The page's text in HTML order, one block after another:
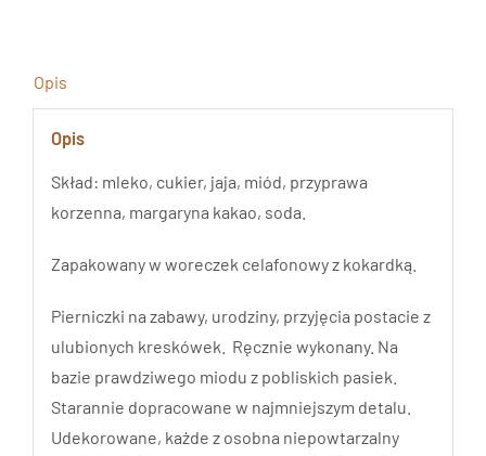
Opis
Opis
Skład: mleko, cukier, jaja, miód, przyprawa
korzenna, margaryna kakao, soda.
Zapakowany w woreczek celafonowy z kokardką.
Pierniczki na zabawy, urodziny, przyjęcia postacie z
ulubionych kreskówek. Ręcznie wykonany. Na
bazie prawdziwego miodu z pobliskich pasiek.
Starannie dopracowane w najmniejszym detalu.
Udekorowane, każde z osobna niepowtarzalny